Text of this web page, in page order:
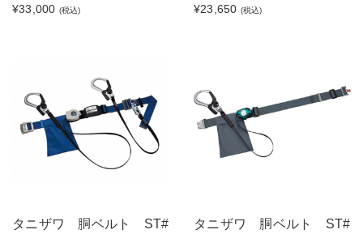
¥33,000 (税込) ¥23,650 (税込)
タニザワ 胴ベルト ST#
タニザワ 胴ベルト ST#